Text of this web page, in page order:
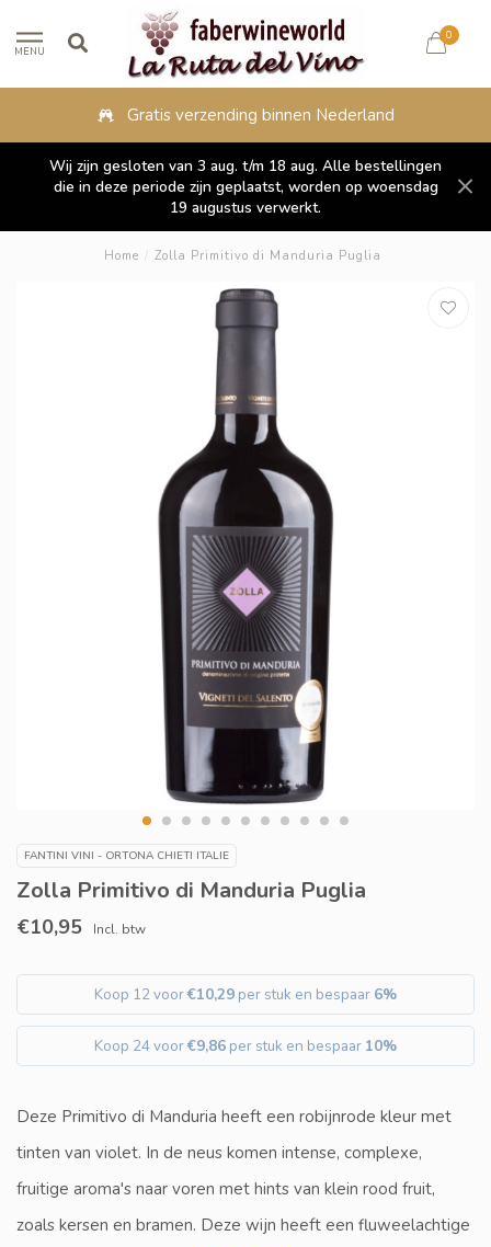
MENU
0
Gratis verzending binnen Nederland
Wij zijn gesloten van 3 aug. t/m 18 aug. Alle bestellingen
die in deze periode zijn geplaatst, worden op woensdag
19 augustus verwerkt.
Home / Zolla Primitivo di Manduria Puglia
FANTINI VINI - ORTONA CHIETI ITALIE
Zolla Primitivo di Manduria Puglia
€10,95 Incl. btw
Koop 12 voor€10,29 per stuk en bespaar 6%
Koop 24 voor€9,86 per stuk en bespaar 10%
Deze Primitivo di Manduria heeft een robijnrode kleur met
tinten van violet. In de neus komen intense, complexe,
fruitige aroma's naar voren met hints van klein rood fruit,
zoals kersen en bramen. Deze wijn heeft een fluweelachtige